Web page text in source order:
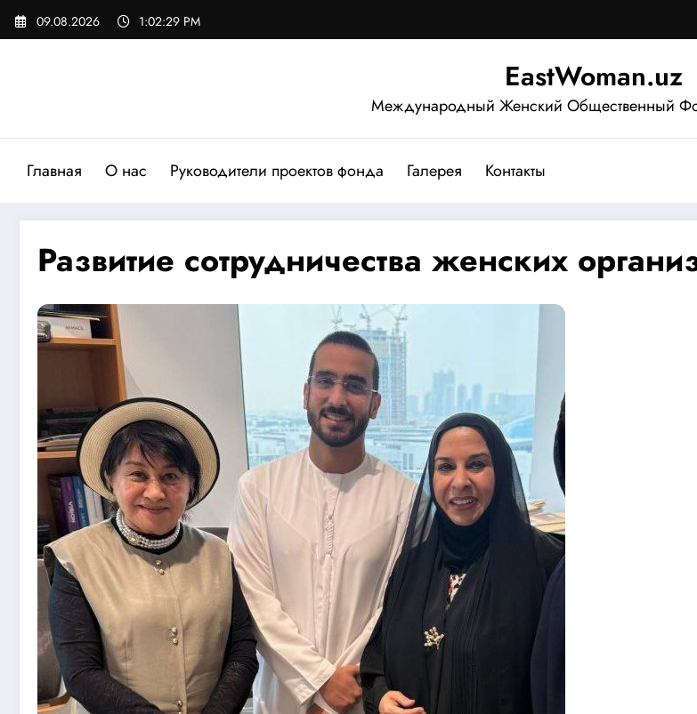
Перейти
09.08.2026 1:02:30 PM
EastWoman.uz
Международный Женский Общественный
Главная О нас Руководители проектов фонда Галерея Контакты
Развитие сотрудничества женских